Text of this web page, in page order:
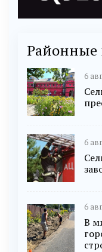
Районные
6
6
6
В